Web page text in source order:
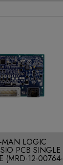
MAN LOGIC
PCB SINGLE
(MRD-12-00764-